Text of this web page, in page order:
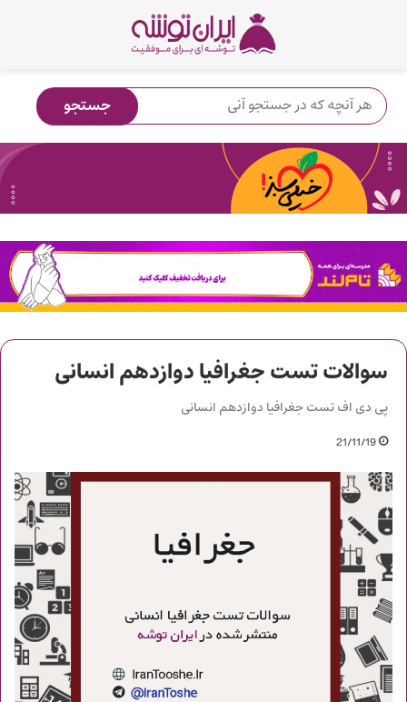
سوالات تست جغرافیا دوازدهم انسانی
پی دی اف تست جغرافیا دوازدهم انسانی
21/11/19